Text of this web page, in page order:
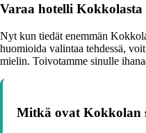
Varaa hotelli
Nyt kun tiedät enemmän
huomioida valintaa tehdessä,
mielin. Toivotamme sinulle
Mitkä ovat Kokkolan